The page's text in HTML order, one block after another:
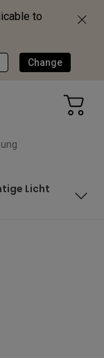
to
Change
Licht
Licht ist das